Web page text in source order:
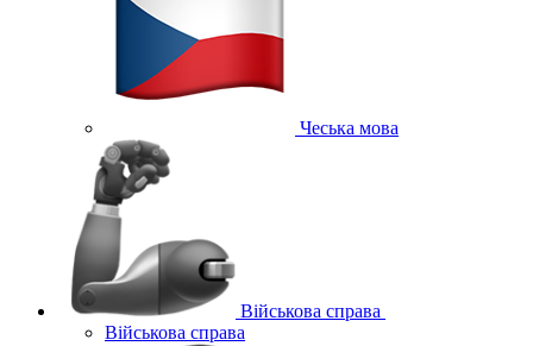
Чеська мова
Військова справа
Військова справа